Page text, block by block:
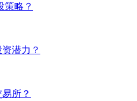
策略？
潜力？
所？